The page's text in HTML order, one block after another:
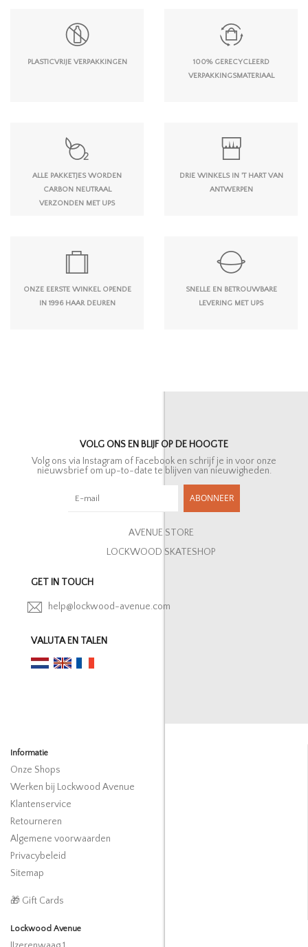
PLASTICVRIJE VERPAKKINGEN
100% GERECYCLEERD
VERPAKKINGSMATERIAAL
ALLE PAKKETJES WORDEN
CARBON NEUTRAAL
VERZONDEN MET UPS
DRIE WINKELS IN 'T HART VAN
ANTWERPEN
ONZE EERSTE WINKEL OPENDE
IN 1996 HAAR DEUREN
SNELLE EN BETROUWBARE
LEVERING MET UPS
VOLG ONS EN BLIJF OP DE HOOGTE
Volg ons via Instagram of Facebook en schrijf je in voor onze
nieuwsbrief om up-to-date te blijven van nieuwigheden.
ABONNEER
AVENUE STORE
LOCKWOOD SKATESHOP
GET IN TOUCH
help@lockwood-avenue.com
VALUTA EN TALEN
Informatie
Onze Shops
Werken bij Lockwood Avenue
Klantenservice
Retourneren
Algemene voorwaarden
Privacybeleid
Sitemap
🎁 Gift Cards
Lockwood Avenue